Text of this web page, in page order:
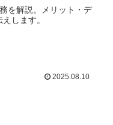
を解説。メリット・デ
します。
2025.08.10